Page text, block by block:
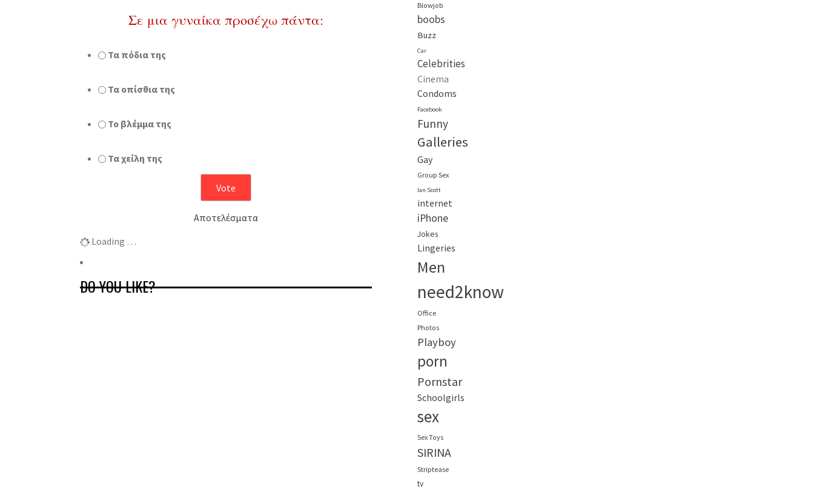
Σε μια γυναίκα προσέχω πάντα:
Τα πόδια της
Τα οπίσθια της
Το βλέμμα της
Τα χείλη της
Αποτελέσματα
Loading …
DO YOU LIKE?
Blowjob
boobs
Buzz
Car
Celebrities
Cinema
Condoms
Facebook
Funny
Galleries
Gay
Group Sex
Ian Scott
internet
iPhone
Jokes
Lingeries
Men
need2know
Office
Photos
Playboy
porn
Pornstar
Schoolgirls
sex
Sex Toys
SIRINA
Striptease
tv